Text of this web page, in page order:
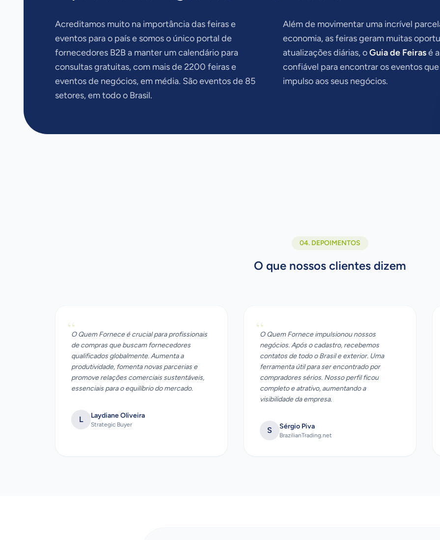
Acreditamos muito na importância das feiras e
eventos para o país e somos o único portal de
fornecedores B2B a manter um calendário para
consultas gratuitas, com mais de 2200 feiras e
eventos de negócios, em média. São eventos de 85
setores, em todo o Brasil.
Além de movimentar uma incrível
economia, as feiras geram muitas
atualizações diárias, oGuia de Feirasé
confiável para encontrar os eventos
impulso aos seus negócios.
04. DEPOIMENTOS
O que nossos clientes dizem
“O Quem Fornece é crucial para profissionais
de compras que buscam fornecedores
qualificados globalmente. Aumenta a
produtividade, fomenta novas parcerias e
promove relações comerciais sustentáveis,
essenciais para o equilíbrio do mercado.
L Laydiane Oliveira
Strategic Buyer
“O Quem Fornece impulsionou nossos
negócios. Após o cadastro, recebemos
contatos de todo o Brasil e exterior. Uma
ferramenta útil para ser encontrado por
compradores sérios. Nosso perfil ficou
completo e atrativo, aumentando a
visibilidade da empresa.
S Sérgio Piva
BrazilianTrading.net